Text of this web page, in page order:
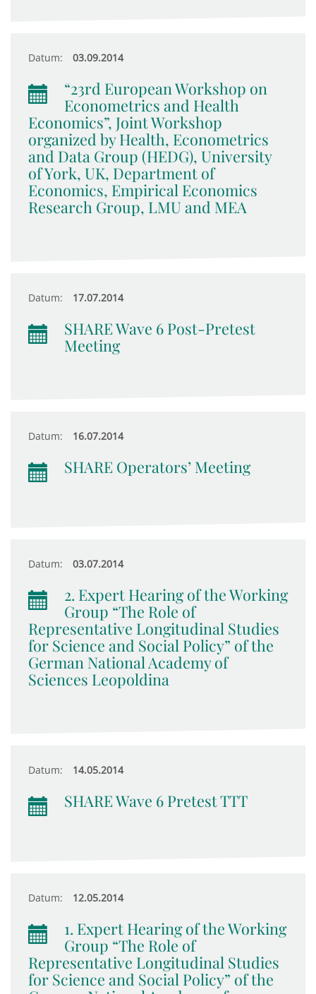
Datum: 03.09.2014
“23rd European Workshop on
Econometrics and Health
Economics”, Joint Workshop
organized by Health, Econometrics
and Data Group (HEDG), University
of York, UK, Department of
Economics, Empirical Economics
Research Group, LMU and MEA
Datum: 17.07.2014
SHARE Wave 6 Post-Pretest
Meeting
Datum: 16.07.2014
SHARE Operators’ Meeting
Datum: 03.07.2014
2. Expert Hearing of the Working
Group “The Role of
Representative Longitudinal Studies
for Science and Social Policy” of the
German National Academy of
Sciences Leopoldina
Datum: 14.05.2014
SHARE Wave 6 Pretest TTT
Datum: 12.05.2014
1. Expert Hearing of the Working
Group “The Role of
Representative Longitudinal Studies
for Science and Social Policy” of the